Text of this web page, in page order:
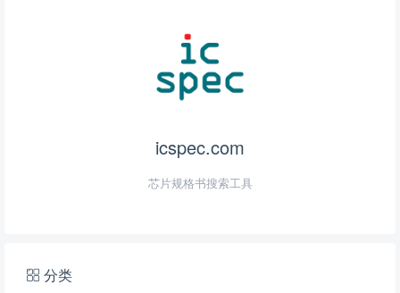
icspec.com
芯片规格书搜索工具
分类